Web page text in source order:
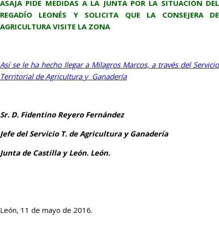
ASAJA PIDE MEDIDAS A LA JUNTA POR LA SITUACIÓN DEL
REGADÍO LEONÉS Y SOLICITA QUE LA CONSEJERA DE
AGRICULTURA VISITE LA ZONA
Así se le ha hecho llegar a Milagros Marcos, a través del Servicio
Territorial de Agricultura y Ganadería
Sr. D. Fidentino Reyero Fernández
Jefe del Servicio T. de Agricultura y Ganadería
Junta de Castilla y León. León.
León, 11 de mayo de 2016.